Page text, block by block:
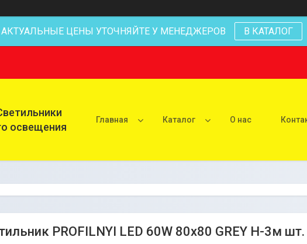
АКТУАЛЬНЫЕ ЦЕНЫ УТОЧНЯЙТЕ У МЕНЕДЖЕРОВ В КАТАЛОГ
освещения
Главная Каталог О нас
PROFILNYI LED 60W 80х80 GREY H-3м шт.